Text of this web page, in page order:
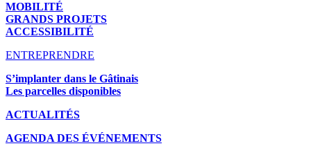
MOBILITÉ
GRANDS PROJETS
ACCESSIBILITÉ
ENTREPRENDRE
S’implanter dans le Gâtinais
Les parcelles disponibles
ACTUALITÉS
AGENDA DES ÉVÉNEMENTS